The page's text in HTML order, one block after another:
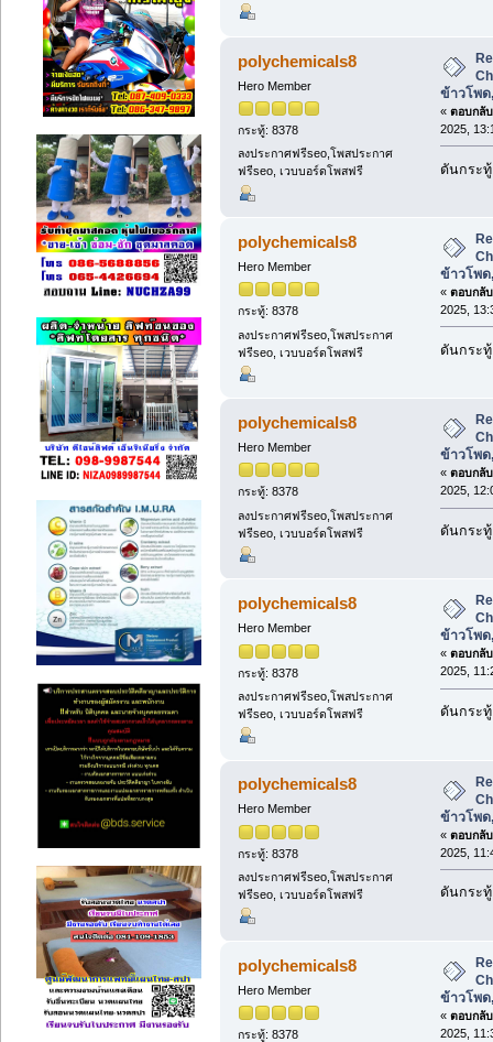
polychemicals8
Hero Member
กระทู้: 8378
ลงประกาศฟรีseo,โพสประกาศ
ฟรีseo, เวบบอร์ดโพสฟรี
ข้าวโพด
« ตอบกลั
2025,
ดันกระ
polychemicals8
Hero Member
กระทู้: 8378
ลงประกาศฟรีseo,โพสประกาศ
ฟรีseo, เวบบอร์ดโพสฟรี
ข้าวโพด
« ตอบกลั
2025,
ดันกระ
polychemicals8
Hero Member
กระทู้: 8378
ลงประกาศฟรีseo,โพสประกาศ
ฟรีseo, เวบบอร์ดโพสฟรี
ข้าวโพด
« ตอบกลั
2025,
ดันกระ
polychemicals8
Hero Member
กระทู้: 8378
ลงประกาศฟรีseo,โพสประกาศ
ฟรีseo, เวบบอร์ดโพสฟรี
ข้าวโพด
« ตอบกลั
2025,
ดันกระ
polychemicals8
Hero Member
กระทู้: 8378
ลงประกาศฟรีseo,โพสประกาศ
ฟรีseo, เวบบอร์ดโพสฟรี
ข้าวโพด
« ตอบกลั
2025,
ดันกระ
polychemicals8
Hero Member
กระทู้: 8378
ข้าวโพด
« ตอบกลั
2025,